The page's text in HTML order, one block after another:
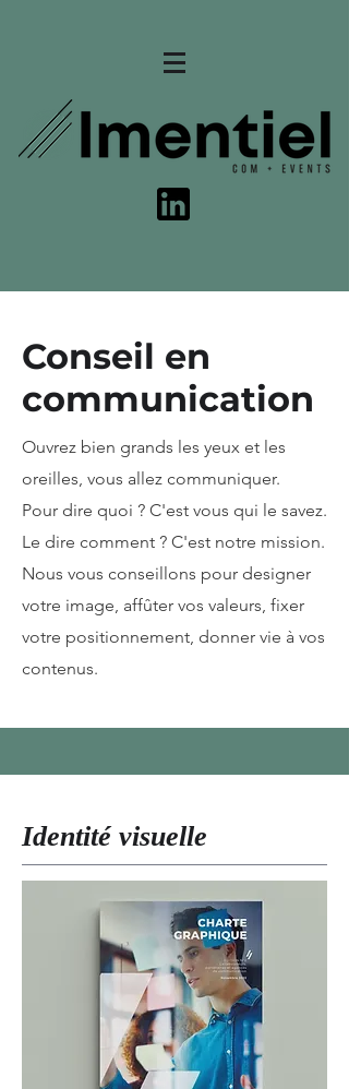
Conseil en
communication
Ouvrez bien grands les yeux et les
oreilles, vous allez communiquer.
Pour dire quoi ? C'est vous qui le savez.
Le dire comment ? C'est notre mission.
Nous vous conseillons pour designer
votre image, affûter vos valeurs, fixer
votre positionnement, donner vie à vos
contenus.
Identité visuelle